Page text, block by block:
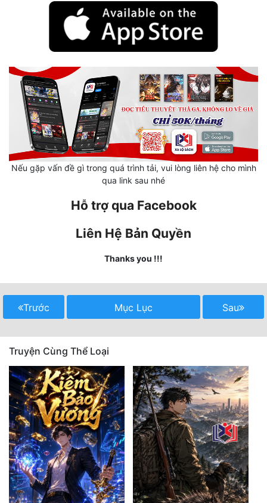
Khoa Huyễn Không Gian
Kinh Dị
Kiếm Hiệp
Kỳ Huyễn
Kỳ Ảo
Mạt Thế
Mỹ Thực
Ngược
Nữ Cường
Nữ Phụ
Phong Thủy - Tâm Linh
Phương Tây
Phản Phái
Quan Trường
Nếu gặp vấn đề gì trong quá trình tải, vui lòng liên hệ cho mình
qua link sau nhé
Hỗ trợ qua Facebook
Liên Hệ Bản Quyền
Thanks you !!!
Trước Mục Lục Sau
Truyện Cùng Thể Loại